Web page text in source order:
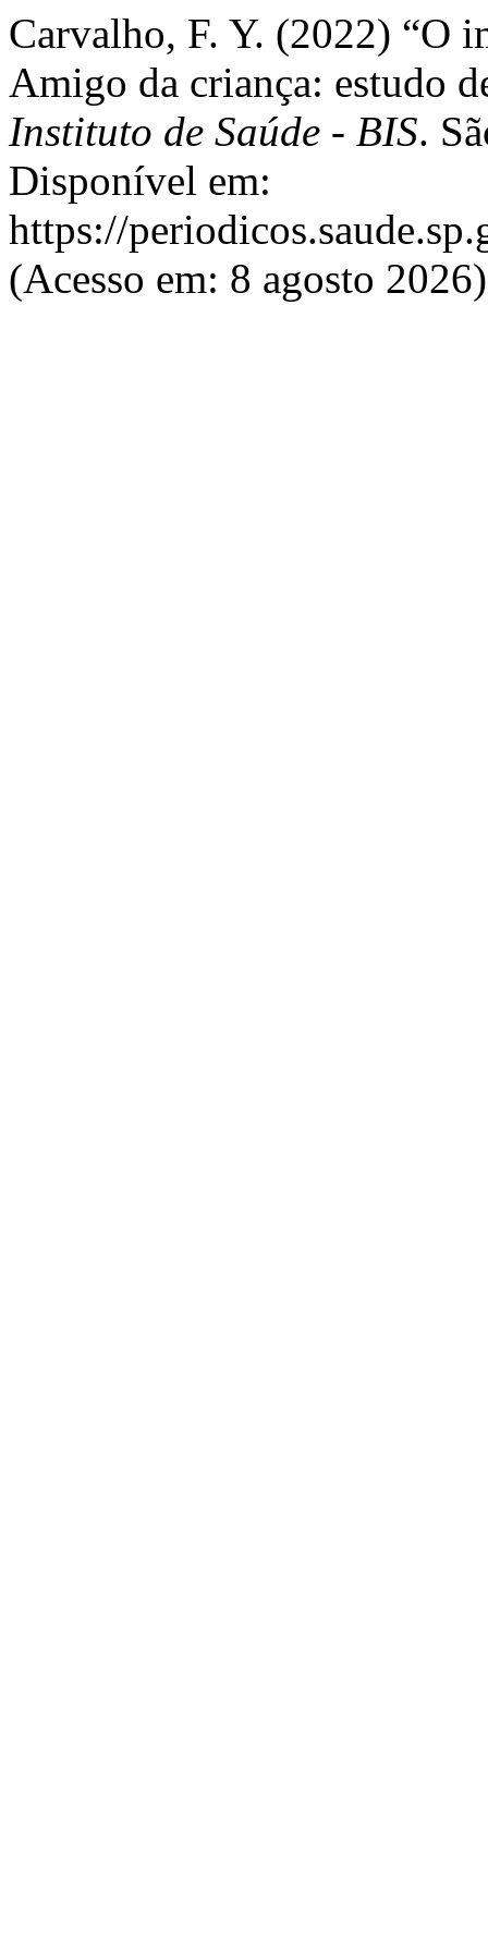
Carvalho, F. Y. (2022) “O
Amigo da criança: estudo
Instituto de Saúde - BIS.
Disponível em:
https://
(Acesso em: 8 agosto